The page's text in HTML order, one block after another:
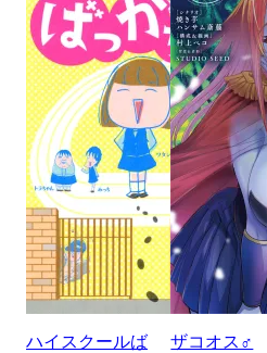
ハイスクールば
ザコオス♂